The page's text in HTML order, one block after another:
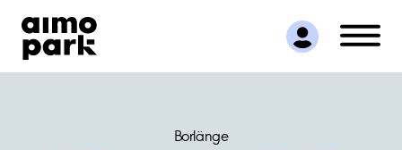
Hitta parkering
Samarbete
Kundservice
Borlänge